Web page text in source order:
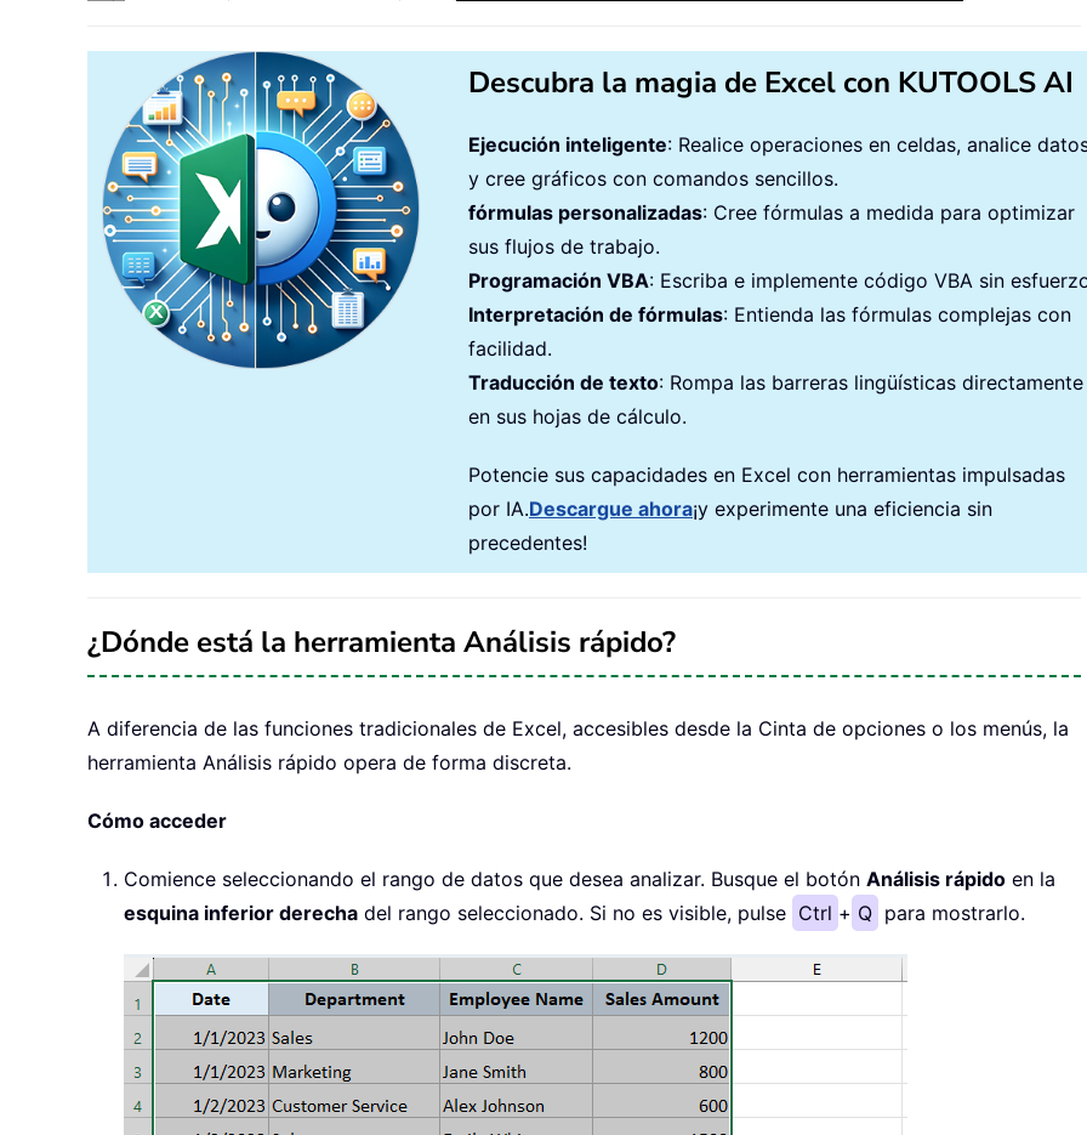
Descubra la magia de Excel con KUTOOLS AI
Ejecución inteligente: Realice operaciones en celdas, analice
y cree gráficos con comandos sencillos.
fórmulas personalizadas: Cree fórmulas a medida para optimizar
sus flujos de trabajo.
Programación VBA: Escriba e implemente código VBA sin
Interpretación de fórmulas: Entienda las fórmulas complejas con
facilidad.
Traducción de texto: Rompa las barreras lingüísticas directamente
en sus hojas de cálculo.
Potencie sus capacidades en Excel con herramientas impulsadas
por IA.Descargue ahora¡y experimente una eficiencia sin
precedentes!
¿Dónde está la herramienta Análisis rápido?
A diferencia de las funciones tradicionales de Excel, accesibles desde la Cinta de opciones o los menús, la
herramienta Análisis rápido opera de forma discreta.
Cómo acceder
Comience seleccionando el rango de datos que desea analizar. Busque el botón Análisis rápido en la
esquina inferior derecha del rango seleccionado. Si no es visible, pulse Ctrl + Q para mostrarlo.